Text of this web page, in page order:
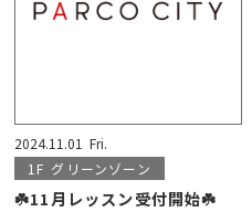
2024.11.01 Fri.
1F グリーンゾーン
☘️11月レッスン受付開始☘️